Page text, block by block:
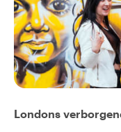
Londons